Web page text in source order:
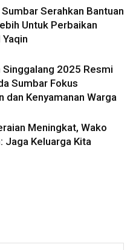
Sumbar Serahkan Bantuan
Untuk Perbaikan
Singgalang 2025 Resmi
Sumbar Fokus
dan Kenyamanan Warga
Meningkat, Wako
Jaga Keluarga Kita